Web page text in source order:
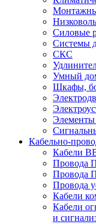
Силовые
Системы
СКС
Умный
Шкафы,
Элементы
Кабельно-
Кабели
Провода
Провода
Кабели
Кабели
и